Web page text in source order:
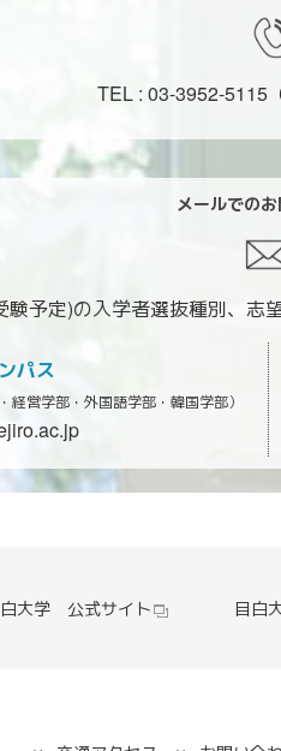
TEL : 03-3952-5115
メールでの
予定)の入学者選抜種別、 志
パス
経営学部・外国語学部・韓国学部）
大学 公式サイト 目白